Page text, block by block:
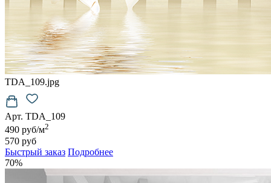
TDA_109.jpg
Арт. TDA_109
490 руб/м2
570 руб
Быстрый заказ Подробнее
70%